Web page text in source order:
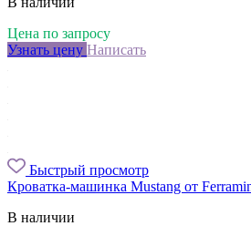
Цена по запросу
Узнать цену Написать
Быстрый просмотр
Кроватка-машинка Mustang от
В наличии